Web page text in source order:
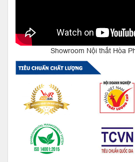
Showroom Nội thất Hòa